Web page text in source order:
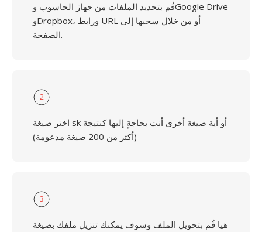
قُم بتحديد الملفات من جهاز الحاسوب وGoogle Drive
وDropbox، ورابط URL أو من خلال سحبها إلى
الصفحة.
2
اختر صيغة sk أو أية صيغة أخرى أنت بحاجةٍ إليها كنتيجة
(أكثر من 200 صيغة مدعومة)
3
هيا قُم بتحويل الملف وسوف يمكنك تنزيل ملفك بصيغة